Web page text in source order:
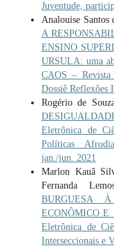
Juventude,
Analouise Santos
A
ENSINO
URSULA: uma
CAOS –
Dossiê Reflexões
Rogério de
Eletrônica de
Políticas
jan./jun. 2021
Marlon Kauã
Fernanda
BURGUESA
ECONÔMICO
Eletrônica de
Interseccionais e